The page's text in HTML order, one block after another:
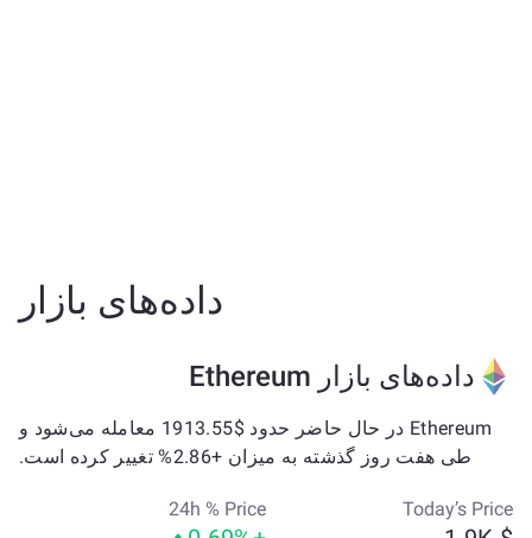
داده‌های بازار
داده‌های بازار Ethereum
Ethereum در حال حاضر حدود $1913.55 معامله می‌شود و
طی هفت روز گذشته به میزان +2.86% تغییر کرده است.
Today’s Price
24h % Price